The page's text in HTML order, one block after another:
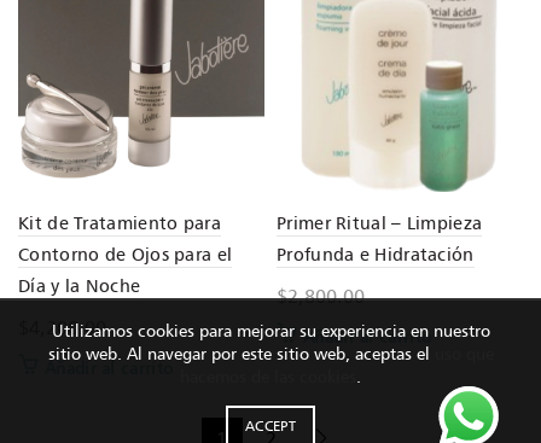
Kit de Tratamiento para
Contorno de Ojos para el
Día y la Noche
4,200.00
Primer Ritual – Limpieza
Profunda e Hidratación
$2,800.00
Añadir al carrito
Utilizamos cookies para mejorar su experiencia en nuestro
sitio web. Al navegar por este sitio web, aceptas el
ACCEPT